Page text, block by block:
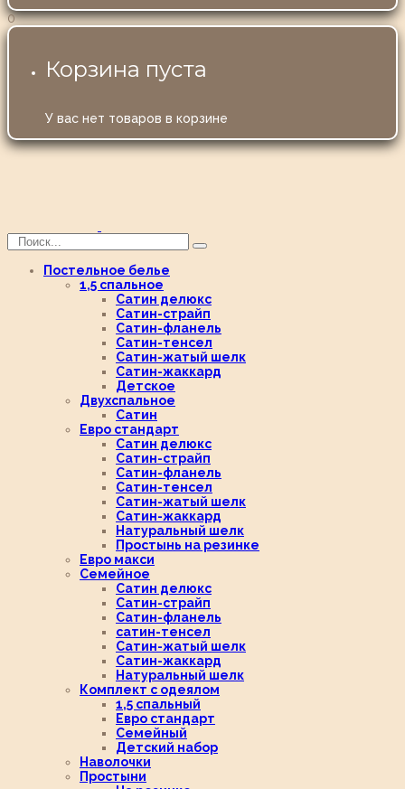
0
Корзина пуста
У вас нет товаров в корзине
Постельное белье
1,5 спальное
Сатин делюкс
Сатин-страйп
Сатин-фланель
Сатин-тенсел
Сатин-жатый шелк
Сатин-жаккард
Детское
Двухспальное
Сатин
Евро стандарт
Сатин делюкс
Сатин-страйп
Сатин-фланель
Сатин-тенсел
Сатин-жатый шелк
Сатин-жаккард
Натуральный шелк
Простынь на резинке
Евро макси
Семейное
Сатин делюкс
Сатин-страйп
Сатин-фланель
сатин-тенсел
Сатин-жатый шелк
Сатин-жаккард
Натуральный шелк
Комплект с одеялом
1,5 спальный
Евро стандарт
Семейный
Детский набор
Наволочки
Простыни